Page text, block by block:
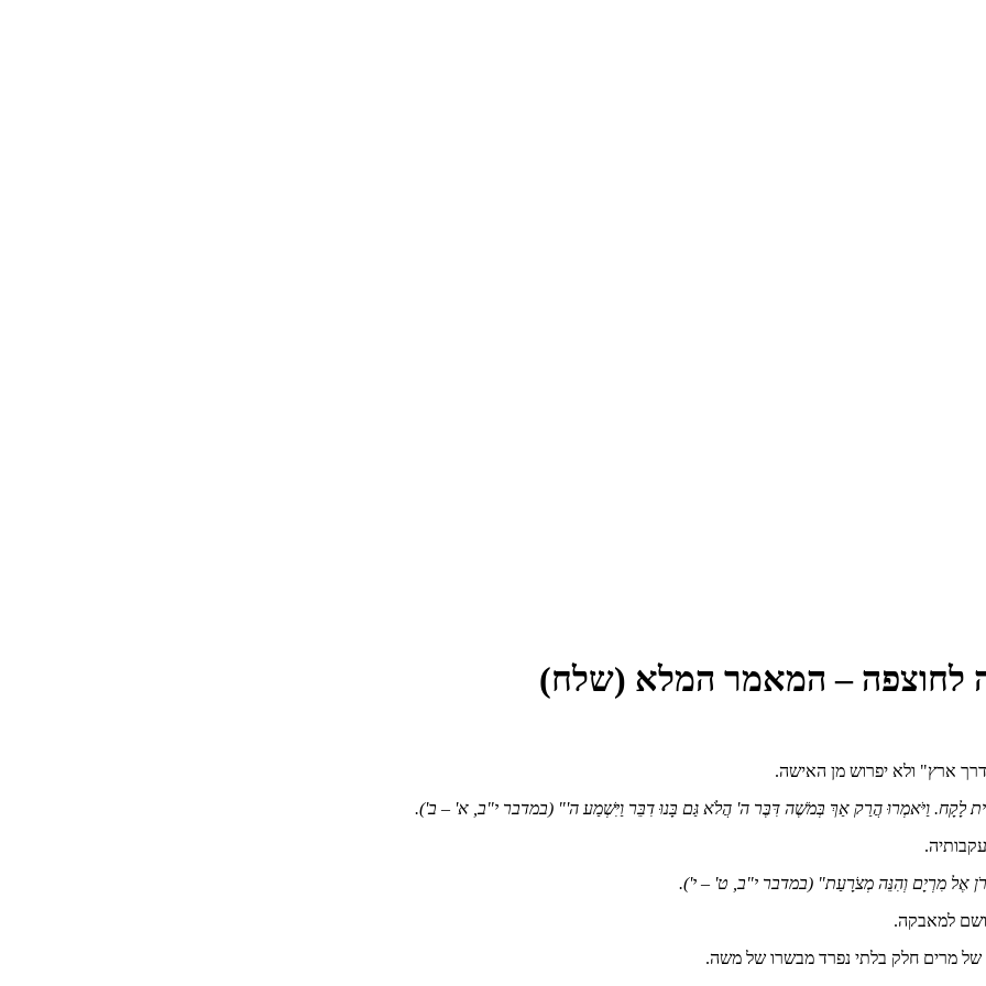
לחוצפה – המאמר המלא (שלח)
ארץ" ולא יפרוש מן האישה.
וַיֹּאמְרוּ הֲרַק אַךְ בְּמֹשֶׁה דִּבֶּר ה' הֲלֹא גַּם בָּנוּ דִבֵּר וַיִּשְׁמַע ה'" (במדבר י"ב, א' – ב').
אֶל מִרְיָם וְהִנֵּה מְצֹרָעַת" (במדבר י"ב, ט' – י').
למאבקה.
של מרים חלק בלתי נפרד מבשרו של משה.